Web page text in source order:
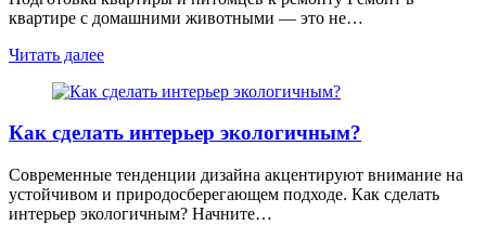
квартире с домашними животными — это не…
Читать далее
Как сделать интерьер экологичным?
Современные тенденции дизайна акцентируют внимание на
устойчивом и природосберегающем подходе. Как сделать
интерьер экологичным? Начните…